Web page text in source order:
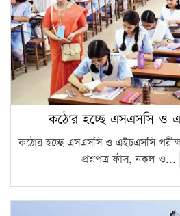
কঠোর হচ্ছে এসএসসি ও
কঠোর হচ্ছে এসএসসি ও এইচএসসি
প্রশ্নপত্র ফাঁস, নকল ও...